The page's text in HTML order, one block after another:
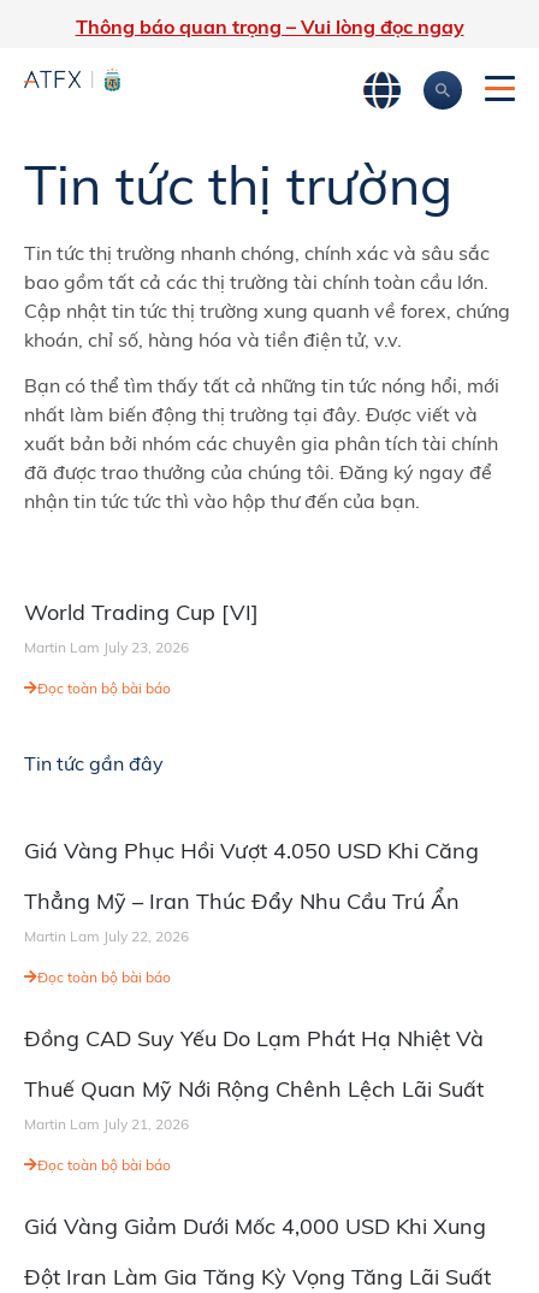
Thông báo quan trọng – Vui lòng đọc ngay
Tin tức thị trường & Thông tin chi tiết
Tin tức thị trường
Tin tức thị trường nhanh chóng, chính xác và sâu sắc
bao gồm tất cả các thị trường tài chính toàn cầu lớn.
Cập nhật tin tức thị trường xung quanh về forex, chứng
khoán, chỉ số, hàng hóa và tiền điện tử, v.v.
Bạn có thể tìm thấy tất cả những tin tức nóng hổi, ​​mới
nhất làm biến động thị trường tại đây. Được viết và
xuất bản bởi nhóm các chuyên gia phân tích tài chính
đã được trao thưởng của chúng tôi. Đăng ký ngay để
nhận tin tức tức thì vào hộp thư đến của bạn.
World Trading Cup [VI]
Martin Lam July 23, 2026
Đọc toàn bộ bài báo
Tin tức gần đây
Giá Vàng Phục Hồi Vượt 4.050 USD Khi Căng
Thẳng Mỹ – Iran Thúc Đẩy Nhu Cầu Trú Ẩn
Martin Lam July 22, 2026
Đọc toàn bộ bài báo
Đồng CAD Suy Yếu Do Lạm Phát Hạ Nhiệt Và
Thuế Quan Mỹ Nới Rộng Chênh Lệch Lãi Suất
Martin Lam July 21, 2026
Đọc toàn bộ bài báo
Giá Vàng Giảm Dưới Mốc 4,000 USD Khi Xung
Đột Iran Làm Gia Tăng Kỳ Vọng Tăng Lãi Suất